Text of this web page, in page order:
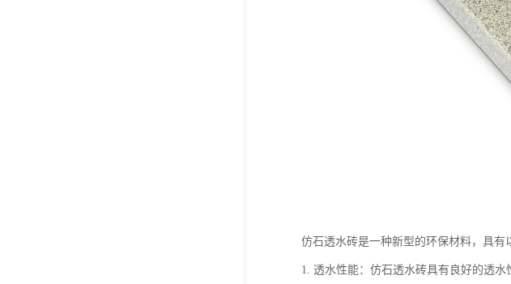
仿石透水砖是一种新型的环保材料，具有
1. 透水性能：仿石透水砖具有良好的透